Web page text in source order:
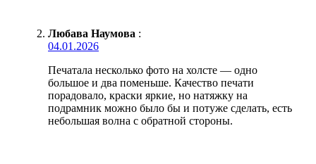
Любава Наумова :
04.01.2026
Печатала несколько фото на холсте — одно
большое и два поменьше. Качество печати
порадовало, краски яркие, но натяжку на
подрамник можно было бы и потуже сделать, есть
небольшая волна с обратной стороны.